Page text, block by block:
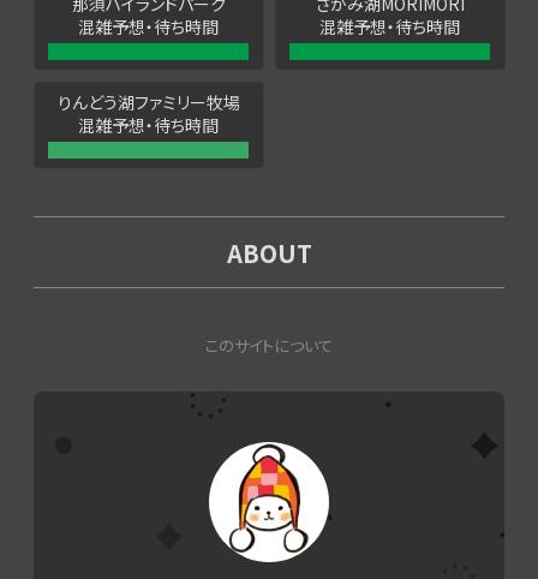
混雑予想・待ち時間
混雑予想・待ち時間
りんどう湖ファミリー牧場
混雑予想・待ち時間
ABOUT
このサイトについて